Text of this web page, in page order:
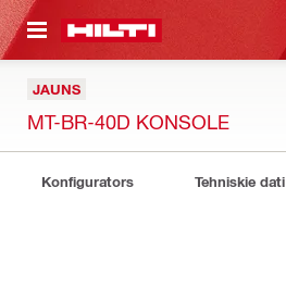
SATURU
JAUNS
MT-BR-40D KONSOLE
Konfigurators Tehniskie dati